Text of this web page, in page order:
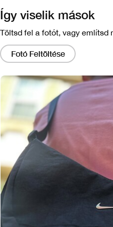
Így viselik mások
Töltsd fel a fotót, vagy említsd
Fotó Feltöltése
Ha
ezekre
a
kattint,
egy,
kép
nagyobb
változatát
tartalmazó
mód.